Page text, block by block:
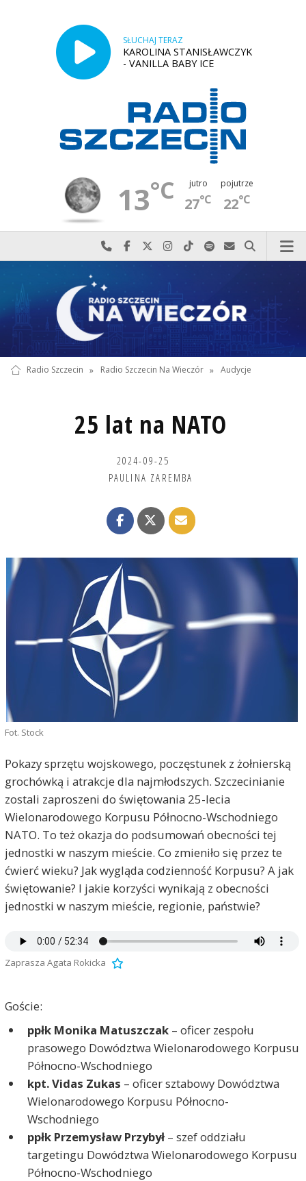
SŁUCHAJ TERAZ
KAROLINA STANISŁAWCZYK
- VANILLA BABY ICE
13°C jutro
27°C
pojutrze
22°C
Najlepiej po prostu do nas zadzwoń
Odwiedź nas na Facebook-u
Odwiedź nas na X
Odwiedź nas na Instagram-ie
Odwiedź nas na TikTok-u
Szukaj nas na Spotify
Wyślij do nas
Szukaj
Radio Szczecin » Radio Szczecin Na Wieczór » Audycje
25 lat na NATO
2024-09-25
PAULINA ZAREMBA
Fot. Stock
Pokazy sprzętu wojskowego, poczęstunek z żołnierską
grochówką i atrakcje dla najmłodszych. Szczecinianie
zostali zaproszeni do świętowania 25-lecia
Wielonarodowego Korpusu Północno-Wschodniego
NATO. To też okazja do podsumowań obecności tej
jednostki w naszym mieście. Co zmieniło się przez te
ćwierć wieku? Jak wygląda codzienność Korpusu? A jak
świętowanie? I jakie korzyści wynikają z obecności
jednostki w naszym mieście, regionie, państwie?
Zaprasza Agata Rokicka
Goście:
ppłk Monika Matuszczak – oficer zespołu
prasowego Dowództwa Wielonarodowego Korpusu
Północno-Wschodniego
kpt. Vidas Zukas – oficer sztabowy Dowództwa
Wielonarodowego Korpusu Północno-
Wschodniego
ppłk Przemysław Przybył– szef oddziału
targetingu Dowództwa Wielonarodowego Korpusu
Północno-Wschodniego